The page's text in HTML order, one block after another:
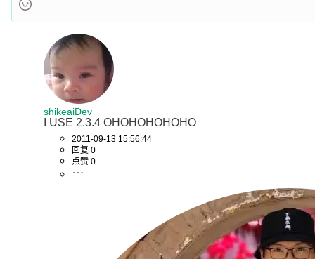
shikeaiDev
I USE 2.3.4 OHOHOHOHOHO
2011-09-13 15:56:44
回复 0
点赞 0